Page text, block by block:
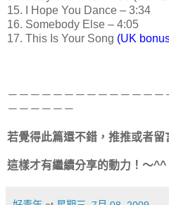
15. I Hope You Dance – 3:34
16. Somebody Else – 4:05
17. This Is Your Song (UK
－－－－－－－－－－－－－
－－－－－－
若覺得此篇還不錯，推推或者留
這樣才有繼續分享的動力！～^^